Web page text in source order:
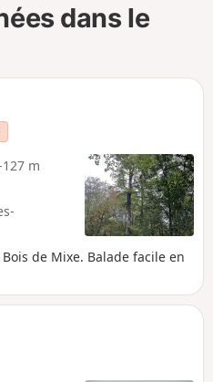
dans le
m
de Mixe. Balade facile en